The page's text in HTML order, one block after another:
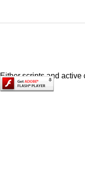
Either scripts and active